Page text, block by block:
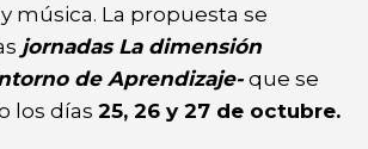
música. La propuesta se
jornadas La dimensión
de Aprendizaje- que se
los días 25, 26 y 27 de octubre.